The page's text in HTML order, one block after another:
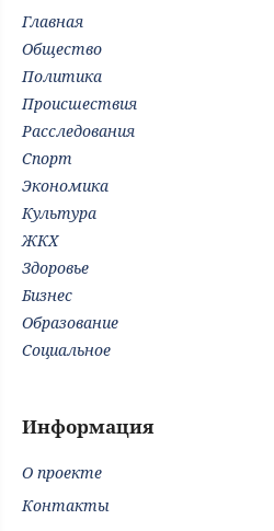
Главная
Общество
Политика
Происшествия
Расследования
Спорт
Экономика
Культура
ЖКХ
Здоровье
Бизнес
Образование
Социальное
Информация
О проекте
Контакты